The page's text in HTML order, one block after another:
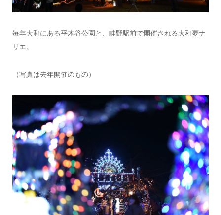
毎年大和にある平木谷公園と、畦野駅前で開催される大和夢ナ
リエ。
（写真は去年開催のもの）